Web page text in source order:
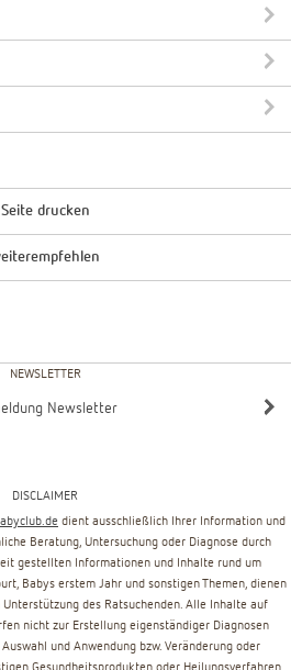
Seite drucken
NEWSLETTER
Newsletter
DISCLAIMER
dient ausschließlich Ihrer Information und
Beratung, Untersuchung oder Diagnose durch
gestellten Informationen und Inhalte rund um
Babys erstem Jahr und sonstigen Themen, dienen
des Ratsuchenden. Alle Inhalte auf
nicht zur Erstellung eigenständiger Diagnosen
und Anwendung bzw. Veränderung oder